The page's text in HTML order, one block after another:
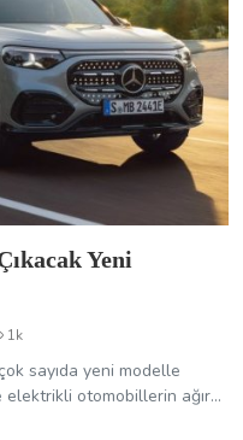
Yeni
1k
sayıda yeni modelle
otomobillerin ağır...